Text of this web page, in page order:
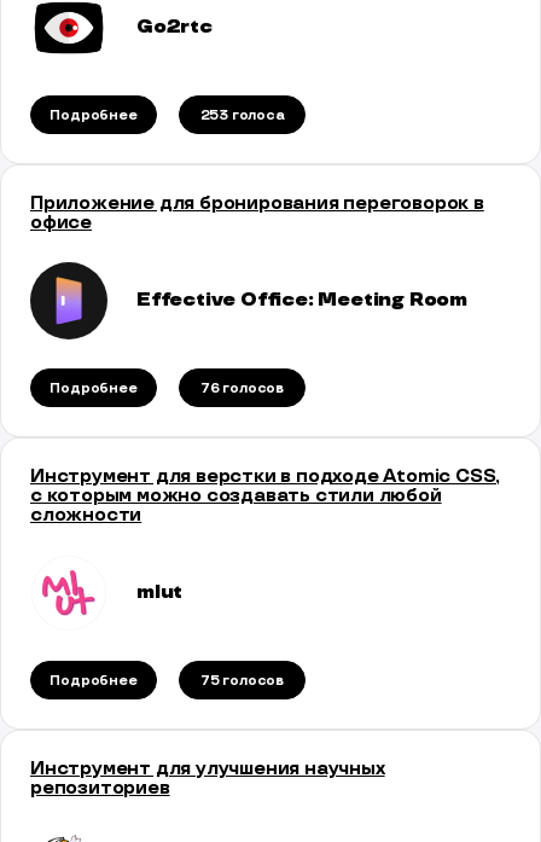
Go2rtc
Подробнее 253 голосa
Приложение для бронирования переговорок в
офисе
Effective Office: Meeting Room
Подробнее 76 голосов
Инструмент для верстки в подходе Atomic CSS,
с которым можно создавать стили любой
сложности
mlut
Подробнее 75 голосов
Инструмент для улучшения научных
репозиториев